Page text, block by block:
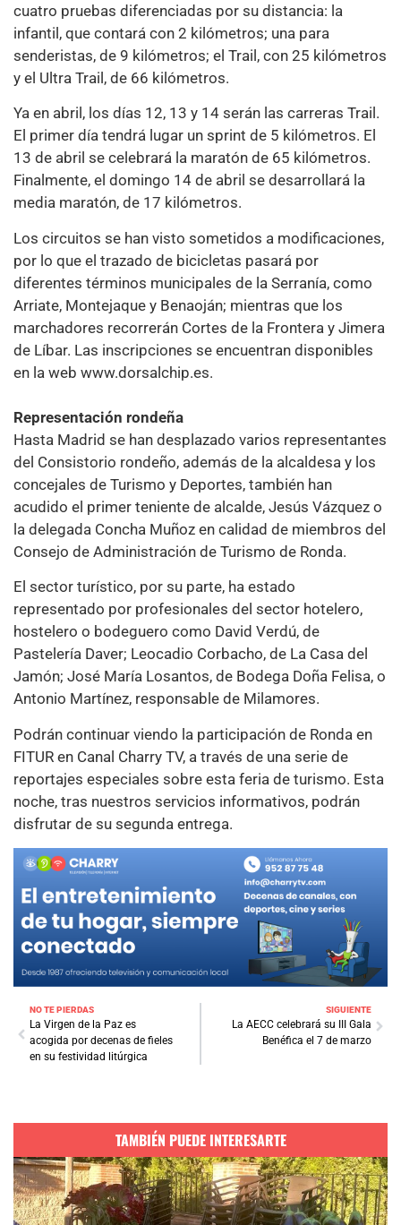
cuatro pruebas diferenciadas por su distancia: la
infantil, que contará con 2 kilómetros; una para
senderistas, de 9 kilómetros; el Trail, con 25 kilómetros
y el Ultra Trail, de 66 kilómetros.
Ya en abril, los días 12, 13 y 14 serán las carreras Trail.
El primer día tendrá lugar un sprint de 5 kilómetros. El
13 de abril se celebrará la maratón de 65 kilómetros.
Finalmente, el domingo 14 de abril se desarrollará la
media maratón, de 17 kilómetros.
Los circuitos se han visto sometidos a modificaciones,
por lo que el trazado de bicicletas pasará por
diferentes términos municipales de la Serranía, como
Arriate, Montejaque y Benaoján; mientras que los
marchadores recorrerán Cortes de la Frontera y Jimera
de Líbar. Las inscripciones se encuentran disponibles
en la web www.dorsalchip.es.
Representación rondeña
Hasta Madrid se han desplazado varios representantes
del Consistorio rondeño, además de la alcaldesa y los
concejales de Turismo y Deportes, también han
acudido el primer teniente de alcalde, Jesús Vázquez o
la delegada Concha Muñoz en calidad de miembros del
Consejo de Administración de Turismo de Ronda.
El sector turístico, por su parte, ha estado
representado por profesionales del sector hotelero,
hostelero o bodeguero como David Verdú, de
Pastelería Daver; Leocadio Corbacho, de La Casa del
Jamón; José María Losantos, de Bodega Doña Felisa, o
Antonio Martínez, responsable de Milamores.
Podrán continuar viendo la participación de Ronda en
FITUR en Canal Charry TV, a través de una serie de
reportajes especiales sobre esta feria de turismo. Esta
noche, tras nuestros servicios informativos, podrán
disfrutar de su segunda entrega.
NO TE PIERDAS
La Virgen de la Paz es
acogida por decenas de fieles
en su festividad litúrgica
SIGUIENTE
La AECC celebrará su III Gala
Benéfica el 7 de marzo
TAMBIÉN PUEDE INTERESARTE